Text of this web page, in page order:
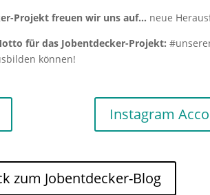
Projekt freuen wir uns auf… neue
für das Jobentdecker-Projekt:
können!
Instagram
zum Jobentdecker-Blog